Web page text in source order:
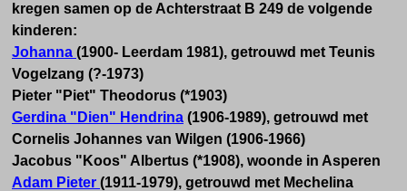
kregen samen op de Achterstraat B 249 de volgende
kinderen:
Johanna (1900- Leerdam 1981), getrouwd met Teunis
Vogelzang (?-1973)
Pieter "Piet" Theodorus (*1903)
Gerdina "Dien" Hendrina (1906-1989), getrouwd met
Cornelis Johannes van Wilgen (1906-1966)
Jacobus "Koos" Albertus (*1908), woonde in Asperen
Adam Pieter (1911-1979), getrouwd met Mechelina